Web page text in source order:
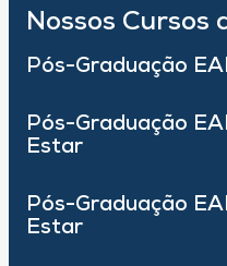
Nossos Cursos
Pós-Graduação
Pós-Graduação
Estar
Pós-Graduação
Estar